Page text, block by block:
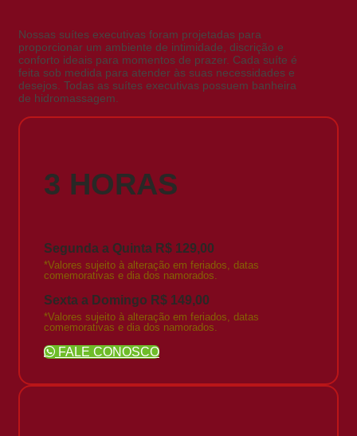
Nossas suítes executivas foram projetadas para
proporcionar um ambiente de intimidade, discrição e
conforto ideais para momentos de prazer. Cada suíte é
feita sob medida para atender às suas necessidades e
desejos. Todas as suítes executivas possuem banheira
de hidromassagem.
3 HORAS
Segunda a Quinta R$ 129,00
*Valores sujeito à alteração em feriados, datas
comemorativas e dia dos namorados.
Sexta a Domingo R$ 149,00
*Valores sujeito à alteração em feriados, datas
comemorativas e dia dos namorados.
FALE CONOSCO